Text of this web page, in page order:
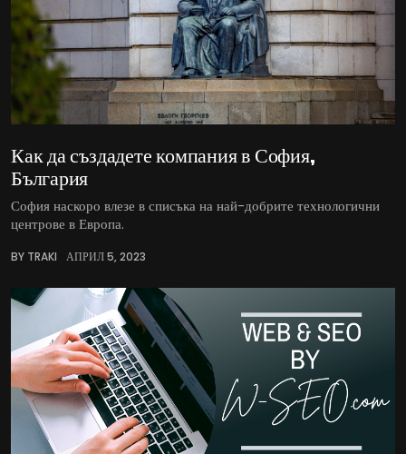
Как да създадете компания в София,
България
София наскоро влезе в списъка на най-добрите технологични
центрове в Европа.
BY TRAKI АПРИЛ 5, 2023